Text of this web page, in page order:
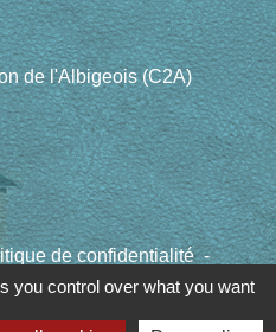
de l'Albigeois (C2A)
de confidentialité -
- Gestion des cookies
you control over what you want